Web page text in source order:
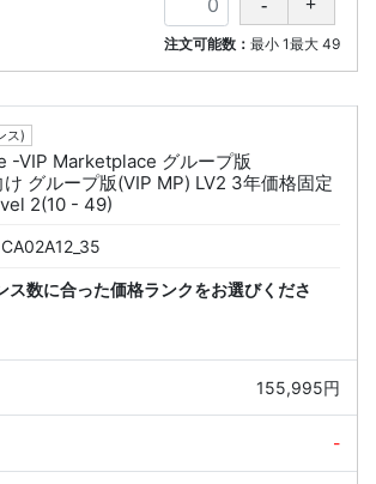
注文可能数： 最小 1最大 49
ス)
-VIP Marketplace グループ版
グループ版(VIP MP) LV2 3年価格固定
2(10 - 49)
ス数に合った価格ランクをお選びくださ
155,995円
-